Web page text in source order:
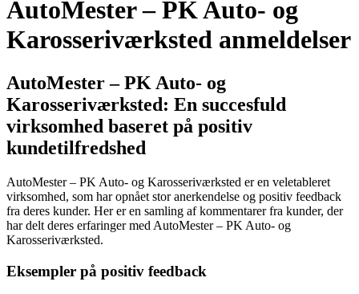
AutoMester – PK Auto- og
Karosseriværksted anmeldelser
AutoMester – PK Auto- og
Karosseriværksted: En succesfuld
virksomhed baseret på positiv
kundetilfredshed
AutoMester – PK Auto- og Karosseriværksted er en veletableret
virksomhed, som har opnået stor anerkendelse og positiv feedback
fra deres kunder. Her er en samling af kommentarer fra kunder, der
har delt deres erfaringer med AutoMester – PK Auto- og
Karosseriværksted.
Eksempler på positiv feedback